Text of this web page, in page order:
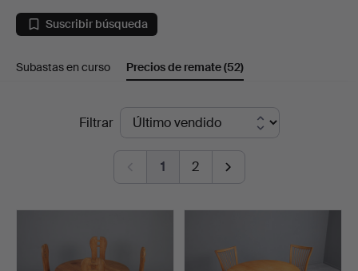
comedor
en
Auktionsverk
Suscribir búsqueda
Subastas en curso Precios de remate(52)
Filtrar
1 2